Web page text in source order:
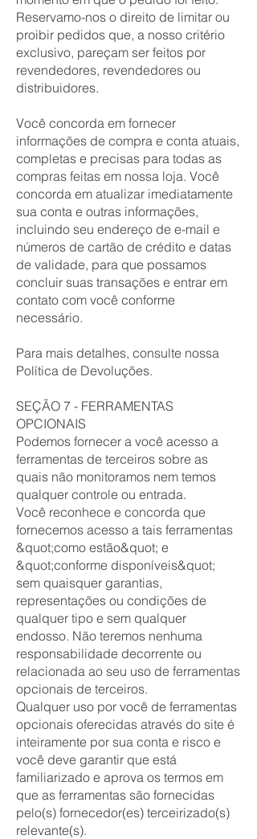
Reservamo-nos o direito de limitar ou
proibir pedidos que, a nosso critério
exclusivo, pareçam ser feitos por
revendedores, revendedores ou
distribuidores.
Você concorda em fornecer
informações de compra e conta atuais,
completas e precisas para todas as
compras feitas em nossa loja. Você
concorda em atualizar imediatamente
sua conta e outras informações,
incluindo seu endereço de e-mail e
números de cartão de crédito e datas
de validade, para que possamos
concluir suas transações e entrar em
contato com você conforme
necessário.
Para mais detalhes, consulte nossa
Política de Devoluções.
SEÇÃO 7 - FERRAMENTAS
OPCIONAIS
Podemos fornecer a você acesso a
ferramentas de terceiros sobre as
quais não monitoramos nem temos
qualquer controle ou entrada.
Você reconhece e concorda que
fornecemos acesso a tais ferramentas
&quot;como estão&quot; e
&quot;conforme disponíveis&quot;
sem quaisquer garantias,
representações ou condições de
qualquer tipo e sem qualquer
endosso. Não teremos nenhuma
responsabilidade decorrente ou
relacionada ao seu uso de ferramentas
opcionais de terceiros.
Qualquer uso por você de ferramentas
opcionais oferecidas através do site é
inteiramente por sua conta e risco e
você deve garantir que está
familiarizado e aprova os termos em
que as ferramentas são fornecidas
pelo(s) fornecedor(es) terceirizado(s)
relevante(s).